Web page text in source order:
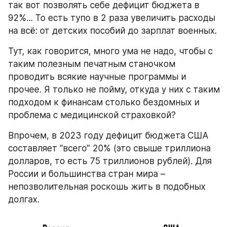
так вот позволять себе дефицит бюджета в
92%... То есть тупо в 2 раза увеличить расходы
на всё: от детских пособий до зарплат военных.
Тут, как говорится, много ума не надо, чтобы с
таким полезным печатным станочком
проводить всякие научные программы и
прочее. Я только не пойму, откуда у них с таким
подходом к финансам столько бездомных и
проблема с медицинской страховкой?
Впрочем, в 2023 году дефицит бюджета США
составляет "всего" 20% (это свыше триллиона
долларов, то есть 75 триллионов рублей). Для
России и большинства стран мира –
непозволительная роскошь жить в подобных
долгах.